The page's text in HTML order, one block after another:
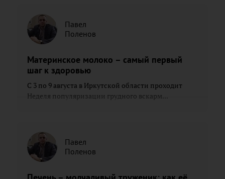
Павел
Поленов
Материнское молоко – самый первый
шаг к здоровью
С 3 по 9 августа в Иркутской области проходит
Неделя популяризации грудного вскарм...
Павел
Поленов